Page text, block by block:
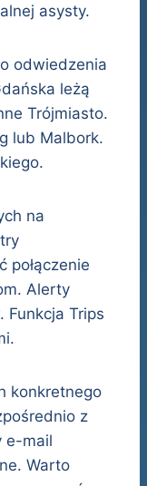
asysty.
odwiedzenia
leżą
Trójmiasto.
lub Malbork.
na
połączenie
Alerty
Funkcja Trips
konkretnego
z
e-mail
Warto